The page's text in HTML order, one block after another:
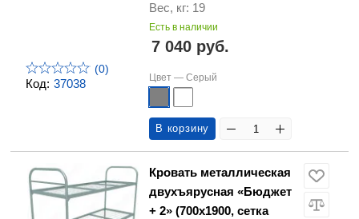
Код: 37038
(0)
Вес, кг: 19
Есть в наличии
7 040 руб.
Цвет — Серый
В корзину
Кровать металлическая
двухъярусная «Бюджет
+ 2» (700х1900, сетка